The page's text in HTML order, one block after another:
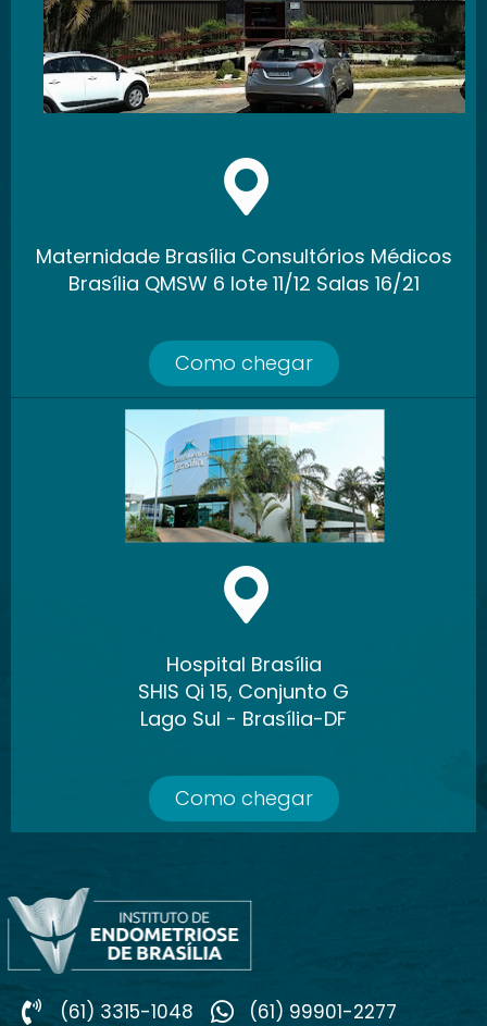
Maternidade Brasília Consultórios Médicos
Brasília QMSW 6 lote 11/12 Salas 16/21
Como chegar
Hospital Brasília
SHIS Qi 15, Conjunto G
Lago Sul - Brasília-DF
Como chegar
(61) 3315-1048 (61) 99901-2277